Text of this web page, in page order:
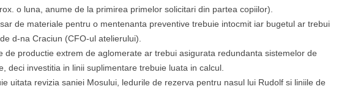
o luna, anume de la primirea primelor solicitari din partea copiilor).
de materiale pentru o mentenanta preventive trebuie intocmit iar bugetul ar trebui
d-na Craciun (CFO-ul atelierului).
de productie extrem de aglomerate ar trebui asigurata redundanta sistemelor de
deci investitia in linii suplimentare trebuie luata in calcul.
uitata revizia saniei Mosului, ledurile de rezerva pentru nasul lui Rudolf si liniile de